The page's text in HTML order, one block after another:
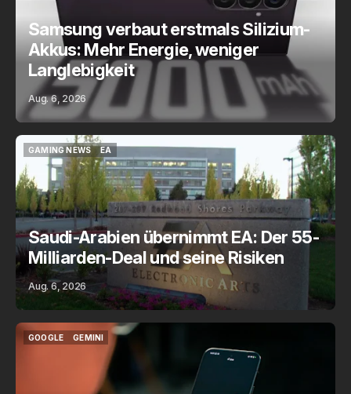
Samsung verbaut erstmals Silizium-
Akkus: Mehr Energie, weniger
Langlebigkeit
Aug. 6, 2026
GAMING NEWS
GAMING NEWS
EA
EA
Saudi-Arabien übernimmt EA: Der 55-
Milliarden-Deal und seine Risiken
Aug. 6, 2026
GOOGLE
GEMINI